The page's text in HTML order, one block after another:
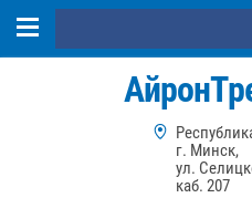
г. Минск,
ул.
каб. 207